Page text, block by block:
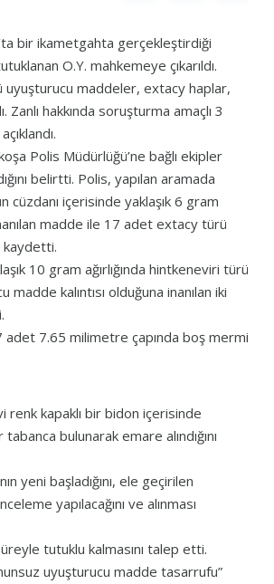
bir ikametgahta gerçekleştirdiği
O.Y. mahkemeye çıkarıldı.
uyuşturucu maddeler, extacy haplar,
hakkında soruşturma amaçlı 3
Polis Müdürlüğü’ne bağlı ekipler
belirtti. Polis, yapılan aramada
cüzdanı içerisinde yaklaşık 6 gram
madde ile 17 adet extacy türü
kaydetti.
10 gram ağırlığında hintkeneviri türü
kalıntısı olduğuna inanılan iki
7.65 milimetre çapında boş mermi
renk kapaklı bir bidon içerisinde
bulunarak emare alındığını
yeni başladığını, ele geçirilen
yapılacağını ve alınması
tutuklu kalmasını talep etti.
uyuşturucu madde tasarrufu”